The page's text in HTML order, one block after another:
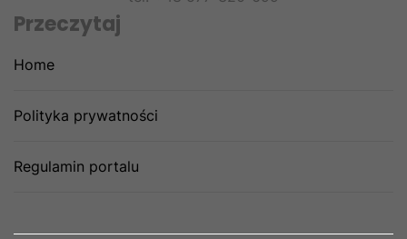
Przeczytaj
Home
Polityka prywatności
Regulamin portalu